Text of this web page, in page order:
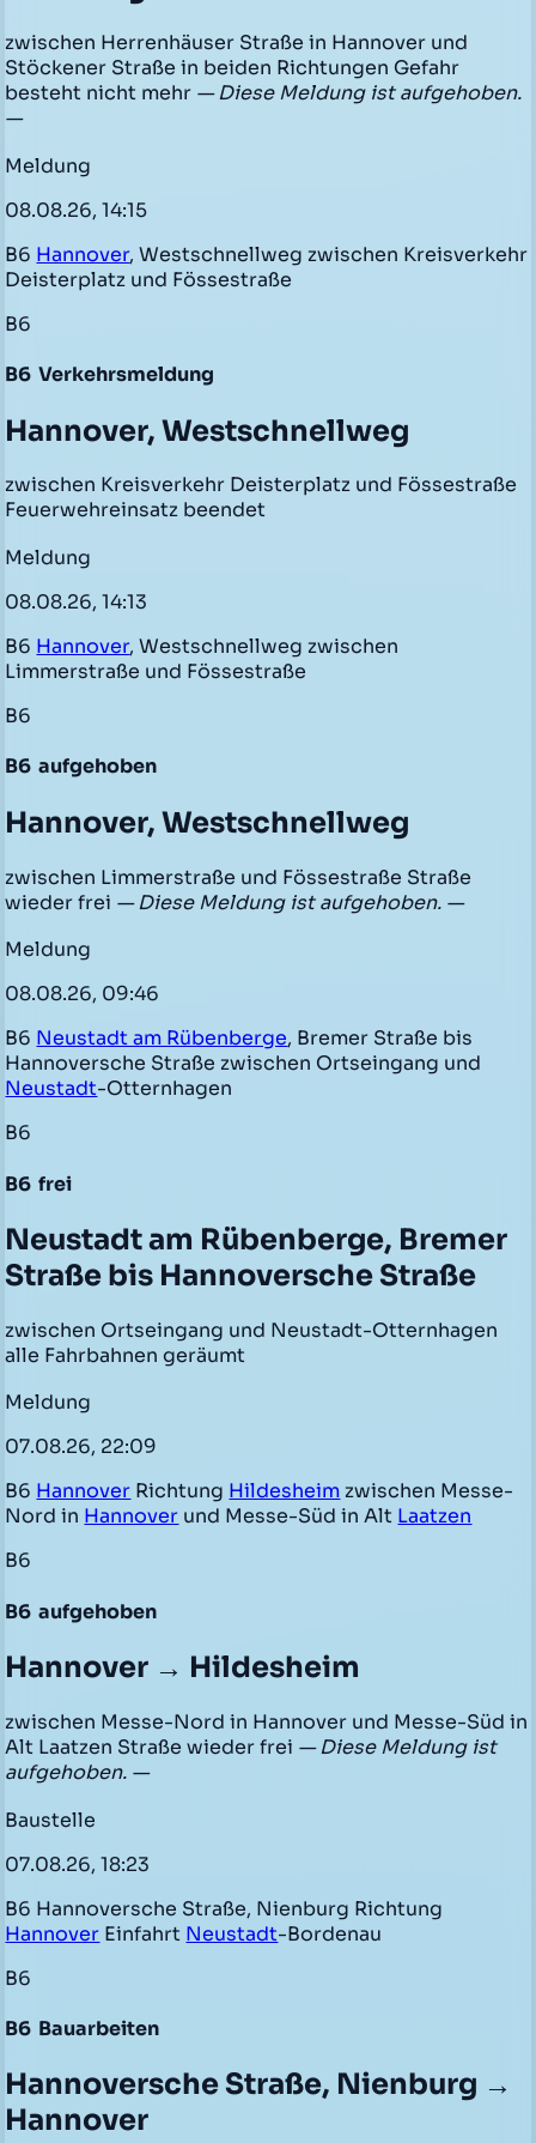
zwischen Herrenhäuser Straße in Hannover und
Stöckener Straße in beiden Richtungen Gefahr
besteht nicht mehr — Diese Meldung ist aufgehoben.
—
Meldung
08.08.26, 14:15
B6 Hannover, Westschnellweg zwischen Kreisverkehr
Deisterplatz und Fössestraße
B6
B6 Verkehrsmeldung
Hannover, Westschnellweg
zwischen Kreisverkehr Deisterplatz und Fössestraße
Feuerwehreinsatz beendet
Meldung
08.08.26, 14:13
B6 Hannover, Westschnellweg zwischen
Limmerstraße und Fössestraße
B6
B6 aufgehoben
Hannover, Westschnellweg
zwischen Limmerstraße und Fössestraße Straße
wieder frei — Diese Meldung ist aufgehoben. —
Meldung
08.08.26, 09:46
B6 Neustadt am Rübenberge, Bremer Straße bis
Hannoversche Straße zwischen Ortseingang und
Neustadt-Otternhagen
B6
B6 frei
Neustadt am Rübenberge, Bremer
Straße bis Hannoversche Straße
zwischen Ortseingang und Neustadt-Otternhagen
alle Fahrbahnen geräumt
Meldung
07.08.26, 22:09
B6 Hannover Richtung Hildesheim zwischen Messe-
Nord in Hannover und Messe-Süd in Alt Laatzen
B6
B6 aufgehoben
Hannover → Hildesheim
zwischen Messe-Nord in Hannover und Messe-Süd in
Alt Laatzen Straße wieder frei — Diese Meldung ist
aufgehoben. —
Baustelle
07.08.26, 18:23
B6 Hannoversche Straße, Nienburg Richtung
Hannover Einfahrt Neustadt-Bordenau
B6
B6 Bauarbeiten
Hannoversche Straße, Nienburg →
Hannover